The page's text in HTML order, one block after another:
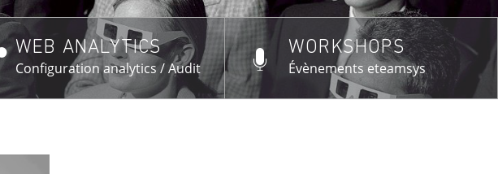
WEB ANALYTICS
Configuration analytics / Audit
WORKSHOPS
Évènements eteamsys
EN SAVOIR PLUS →